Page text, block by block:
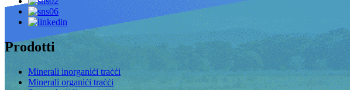
Prodotti
Minerali inorganiċi traċċi
Minerali organiċi traċċi